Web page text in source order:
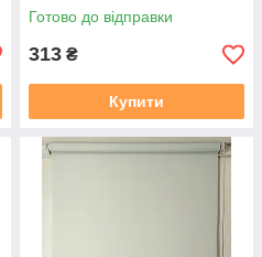
Готово до відправки
313 ₴
Купити